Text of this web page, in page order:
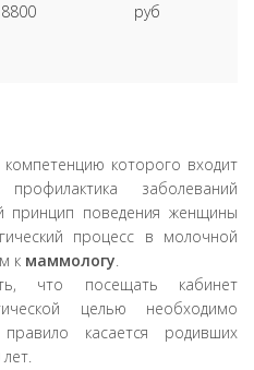
8800 руб
9500 руб
3200 руб
которого входит
заболеваний
принцип поведения женщины
процесс в молочной
к маммологу.
что посещать кабинет
целью необходимо
касается родивших